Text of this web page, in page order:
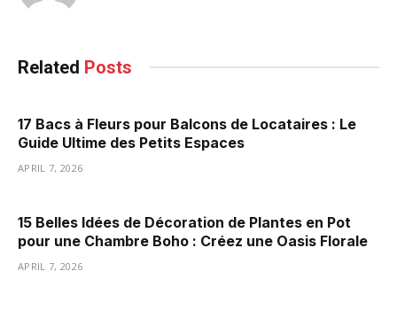
Related Posts
17 Bacs à Fleurs pour Balcons de Locataires : Le
Guide Ultime des Petits Espaces
APRIL 7, 2026
15 Belles Idées de Décoration de Plantes en Pot
pour une Chambre Boho : Créez une Oasis Florale
APRIL 7, 2026